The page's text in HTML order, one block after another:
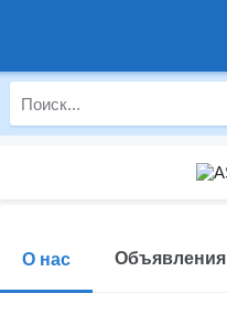
О нас Объявления